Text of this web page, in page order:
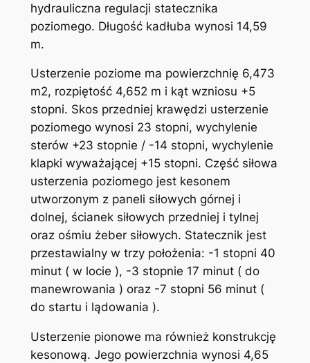
hydrauliczna regulacji statecz­nika
poziomego. Długość kadłuba wynosi 14,59
m.
Usterzenie poziome ma powie­rzchnię 6,473
m2, rozpiętość 4,652 m i kąt wzniosu +5
stopni. Skos przed­niej krawędzi usterzenie
poziome­go wynosi 23 stopni, wychylenie
ste­rów +23 stopnie / -14 stopni, wychylenie
klapki wyważającej +15 stopni. Część siłowa
usterzenia poziomego jest keso­nem
utworzonym z paneli siło­wych górnej i
dolnej, ścianek siło­wych przedniej i tylnej
oraz ośmiu żeber siłowych. Statecznik jest
przestawialny w trzy położenia: -1 stopni 40
minut ( w locie ), -3 stopnie 17 minut ( do
manewrowania ) oraz -7 stopni 56 minut (
do startu i lądowania ).
Usterzenie pionowe ma również konstrukcję
kesonową. Jego powierzchnia wynosi 4,65